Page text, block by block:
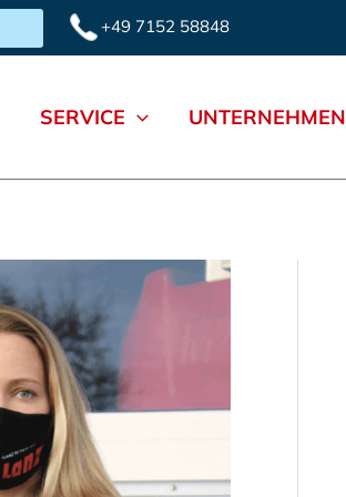
+49 7152 58848
SERVICE UNTERNEHMEN